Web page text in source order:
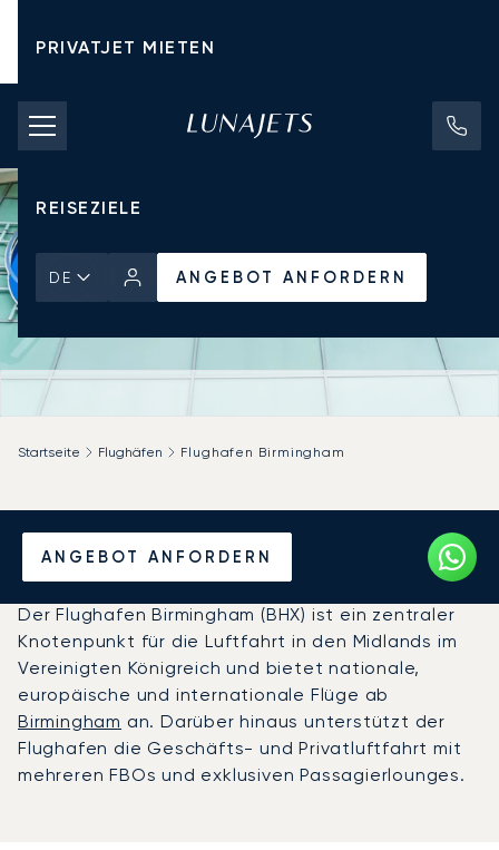
PRIVATJET MIETEN
CHARTERPREISE
PRIVATJETS
REISEZIELE
DE ANGEBOT ANFORDERN
ANGEBOT ANFORDERN
Startseite Flughäfen Flughafen Birmingham
Privatjet chartern zum
Flughafen Birmingham
Der Flughafen Birmingham (BHX) ist ein zentraler
Knotenpunkt für die Luftfahrt in den Midlands im
Vereinigten Königreich und bietet nationale,
europäische und internationale Flüge ab
Birmingham an. Darüber hinaus unterstützt der
Flughafen die Geschäfts- und Privatluftfahrt mit
mehreren FBOs und exklusiven Passagierlounges.